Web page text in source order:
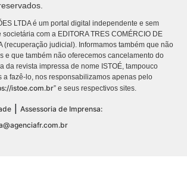
LTDA é um portal digital independente e sem
com a EDITORA TRES COMÉRCIO DE
(recuperação judicial). Informamos também que não
e que também não oferecemos cancelamento do
da revista impressa de nome ISTOÉ, tampouco
a fazê-lo, nos responsabilizamos apenas pelo
istoe.com.br” e seus respectivos sites.
Assessoria de Imprensa: